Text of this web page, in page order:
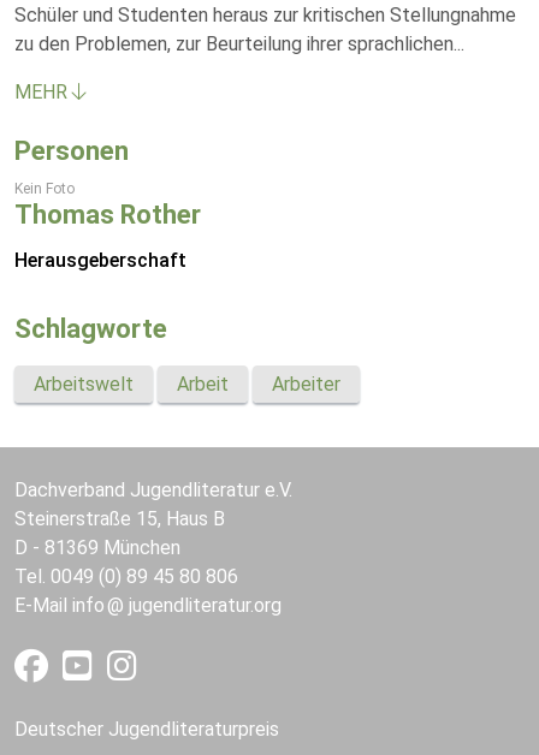
Schüler und Studenten heraus zur kritischen Stellungnahme
zu den Problemen, zur Beurteilung ihrer sprachlichen...
MEHR
Personen
Kein Foto
Thomas Rother
Herausgeberschaft
Schlagworte
Arbeitswelt Arbeit Arbeiter
Dachverband Jugendliteratur e.V.
Steinerstraße 15, Haus B
D - 81369 München
Tel. 0049 (0) 89 45 80 806
E-Mail info jugendliteratur.org
Deutscher Jugendliteraturpreis